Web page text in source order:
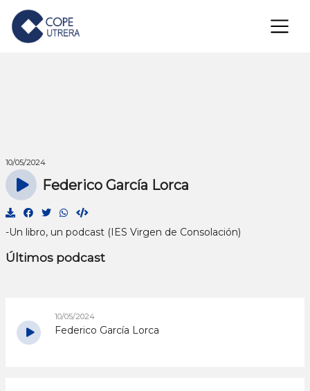
×
10/05/2024
Federico García Lorca
-Un libro, un podcast (IES Virgen de Consolación)
Últimos podcast
10/05/2024
Federico García Lorca